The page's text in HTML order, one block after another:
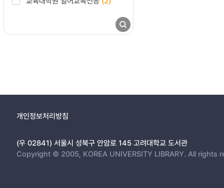
개인정보처리방침
(우 02841) 서울시 성북구 안암로 145 고려대학교 도서관
Copyright © 2005, KOREA UNIVERSITY LIBRARY. All rights